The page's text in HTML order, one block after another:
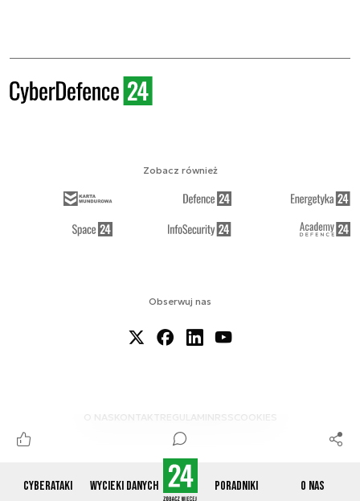
Cyberataki Wycieki danych Poradniki O nas
Obserwuj nas
O NAS KONTAKTREGULAMINRSS COOKIES
Zobacz również
© 2012-2026 CYBERDEFENCE24